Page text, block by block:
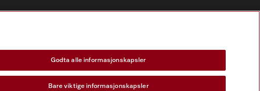
Følg Miele Professional
Godta alle informasjonskapsler
Bare viktige informasjonskapsler